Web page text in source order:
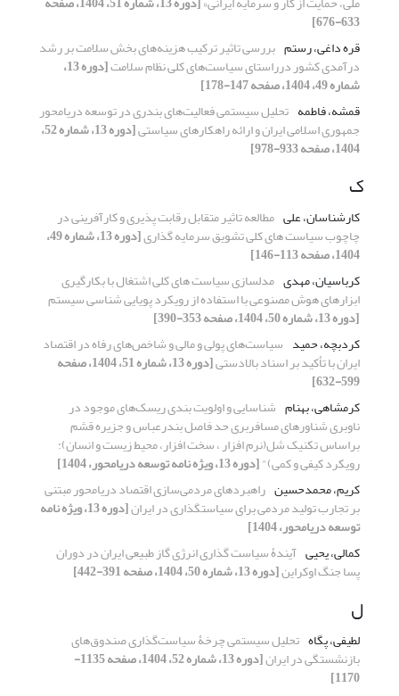
633-676]
قره داغی، رستم بررسی تاثیر ترکیب هزینه‌های بخش سلامت بر رشد
درآمدی کشور درراستای سیاست‌های کلی نظام سلامت [دوره 13،
شماره 49، 1404، صفحه 147-178]
قمشه، فاطمه تحلیل سیستمی‌ فعالیت‌های‌ بندری در توسعه دریامحور
جمهوری اسلامی ایران و ارائه راهکارهای سیاستی [دوره 13، شماره 52،
1404، صفحه 933-978]
ک
کارشناسان، علی مطالعه تاثیر متقابل رقابت پذیری و کارآفرینی در
چاچوب سیاست های کلی تشویق سرمایه گذاری [دوره 13، شماره 49،
1404، صفحه 113-146]
کرباسیان، مهدی مدلسازی سیاست های کلی اشتغال با بکارگیری
ابزارهای هوش مصنوعی با استفاده از رویکرد پویایی شناسی سیستم
[دوره 13، شماره 50، 1404، صفحه 353-390]
کردبچه، حمید سیاست‌های پولی و مالی و شاخص‌های رفاه در اقتصاد
ایران با تأکید بر اسناد بالادستی [دوره 13، شماره 51، 1404، صفحه
599-632]
کرمشاهی، بهنام شناسایی و اولویت بندی ریسک‌های موجود در
ناوبری شناورهای مسافربری حد فاصل بندرعباس و جزیره قشم
براساس تکنیک شل(نرم افزار ، سخت افزار، محیط زیست و انسان):
رویکرد کیفی و کمی)"[دوره 13، ویژه نامه توسعه دریامحور، 1404]
کریم، محمدحسین راهبردهای مردمی‌سازی اقتصاد دریامحور مبتنی
بر تجارب تولید مردمی برای سیاستگذاری در ایران [دوره 13، ویژه نامه
توسعه دریامحور، 1404]
کمالی، یحیی آیندۀ سیاست گذاری انرژی گاز طبیعی ایران در دوران
پسا جنگ اوکراین[دوره 13، شماره 50، 1404، صفحه 391-442]
ل
لطیفی، پگاه تحلیل سیستمی چرخۀ سیاست‌گذاری صندوق‌های
بازنشستگی در ایران [دوره 13، شماره 52، 1404، صفحه 1135-
1170]